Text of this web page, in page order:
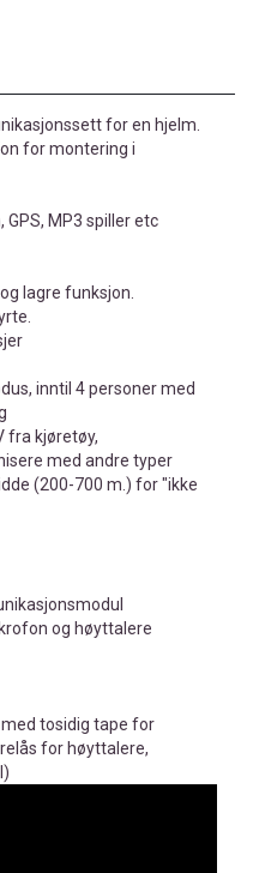
for en hjelm.
for montering i
MP3 spiller etc
lagre funksjon.
inntil 4 personer med
fra kjøretøy,
med andre typer
(200-700 m.) for "ikke
og høyttalere
tosidig tape for
for høyttalere,